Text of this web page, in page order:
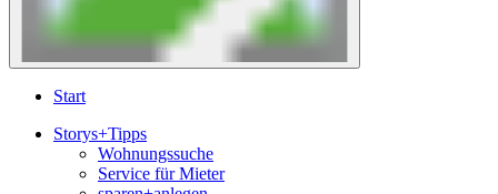
Start
Storys+Tipps
Wohnungssuche
Service für Mieter